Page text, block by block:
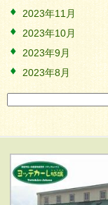
2023年11月
2023年10月
2023年9月
2023年8月
索: